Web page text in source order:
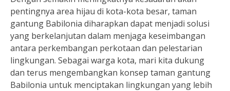
pentingnya area hijau di kota-kota besar, taman
gantung Babilonia diharapkan dapat menjadi solusi
yang berkelanjutan dalam menjaga keseimbangan
antara perkembangan perkotaan dan pelestarian
lingkungan. Sebagai warga kota, mari kita dukung
dan terus mengembangkan konsep taman gantung
Babilonia untuk menciptakan lingkungan yang lebih